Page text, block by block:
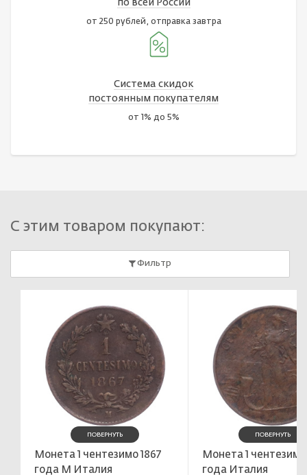
по всей России
от 250 рублей, отправка завтра
Система скидок
постоянным покупателям
от 1% до 5%
С этим товаром покупают:
Фильтр
ПОВЕРНУТЬ
Монета 1 чентезимо 1867
года М Италия
ПОВЕРНУТЬ
Монета 1 чентезимо
года Италия